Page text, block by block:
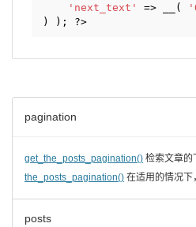
pagination
get_the_posts_pagination() 检索文章的
the_posts_pagination() 在适用的情况下，
posts
'next_text'
=> __(
) ); ?>